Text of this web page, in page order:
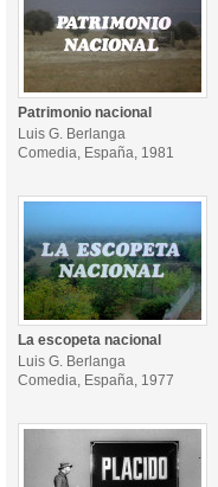
Patrimonio nacional
Luis G. Berlanga
Comedia, España, 1981
La escopeta nacional
Luis G. Berlanga
Comedia, España, 1977